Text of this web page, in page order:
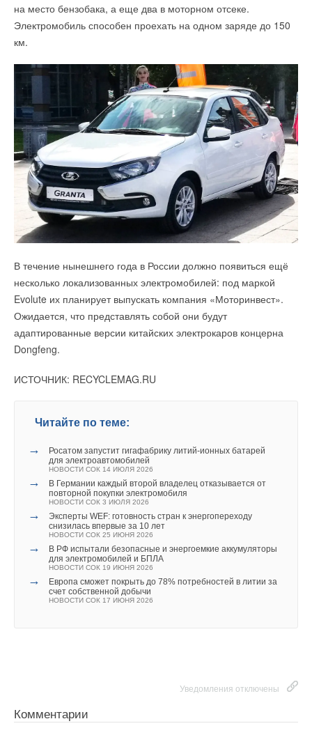
на место бензобака, а еще два в моторном отсеке.
Электромобиль способен проехать на одном заряде до 150
км.
В течение нынешнего года в России должно появиться ещё
несколько локализованных электромобилей: под маркой
Evolute их планирует выпускать компания «Моторинвест».
Ожидается, что представлять собой они будут
адаптированные версии китайских электрокаров концерна
Dongfeng.
ИСТОЧНИК: RECYCLEMAG.RU
Читайте по теме:
→
Росатом запустит гигафабрику литий-ионных батарей
для электроавтомобилей
НОВОСТИ СОК 14 ИЮЛЯ 2026
→
В Германии каждый второй владелец отказывается от
повторной покупки электромобиля
НОВОСТИ СОК 3 ИЮЛЯ 2026
→
Эксперты WEF: готовность стран к энергопереходу
снизилась впервые за 10 лет
НОВОСТИ СОК 25 ИЮНЯ 2026
→
В РФ испытали безопасные и энергоемкие аккумуляторы
для электромобилей и БПЛА
НОВОСТИ СОК 19 ИЮНЯ 2026
→
Европа сможет покрыть до 78% потребностей в литии за
счет собственной добычи
НОВОСТИ СОК 17 ИЮНЯ 2026
Уведомления отключены
Комментарии
«зеленого» водорода, биометана и солнечных батарей.
Предположительно, документ ЕК официально опубликуют 18
Дискуссия об отказе ЕС от российских энергоносителей
обострилась на фоне начала спецоперации РФ
на территории Украины и требований российской стороны
оплачивать газ в рублях. Ключевым положением
представленного шестого пакета санкций ЕС против России
является постепенный отказ европейских стран от закупок
российской нефти.
ИСТОЧНИК: КОММЕРСАНТ.RU
Читайте по теме:
→
В Забайкалье запустили крупнейшую в России
Абагайтуйскую СЭС
НОВОСТИ СОК 7 АВГУСТА 2026
→
Учёные ЮУрГУ создали каскадную установку,
объединяющую солнечную и геотермальную энергию
НОВОСТИ СОК 6 АВГУСТА 2026
→
Тепловые насосы в связке с солнечной генерацией и
НОВОСТИ СОК 4 АВГУСТА 2026
инверторов
НОВОСТИ СОК 30 ИЮЛЯ 2026
Комментарии
В этой теме еще нет комментариев
Смотреть видео:
Читайте по теме:
→
Новинка — приточная вентиляционная установка ZILON
НОВОСТИ СОК 13 МАЯ 2026
НОВОСТИ СОК 4 МАРТА 2026
Чиллеры Hisense: опыт и инновации
→
Кондиционеры FUNAI теперь работают в системе Умный
дом
→ Завод Hisense включён в список Lighthouse factory
НОВОСТИ СОК 27 НОЯБРЯ 2024
→ Награда «БРИЗ — Климатические системы»
НОВОСТИ СОК 17 ОКТЯБРЯ 2024
Охлаждение ЦОДов: новинки на Форуме ЦОД
НОВОСТИ СОК 24 СЕНТЯБРЯ 2024
Видеообзор кондиционера BUSHIDO Inverter
НОВОСТИ СОК 16 АВГУСТА 2023